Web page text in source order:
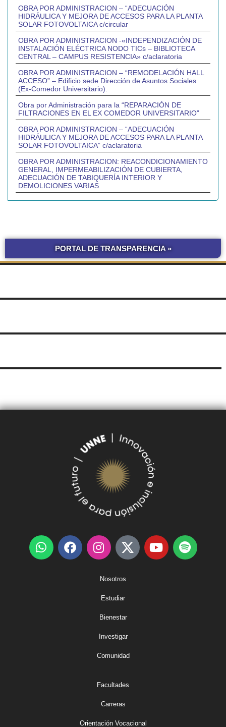
OBRA POR ADMINISTRACION – “ADECUACIÓN
HIDRÁULICA Y MEJORA DE ACCESOS PARA LA PLANTA
SOLAR FOTOVOLTAICA c/circular
OBRA POR ADMINISTRACION -«INDEPENDIZACIÓN DE
INSTALACIÓN ELÉCTRICA NODO TICs – BIBLIOTECA
CENTRAL – CAMPUS RESISTENCIA» c/aclaratoria
OBRA POR ADMINISTRACION – “REMODELACIÓN HALL
ACCESO” – Edificio sede Dirección de Asuntos Sociales
(Ex-Comedor Universitario).
Obra por Administración para la “REPARACIÓN DE
FILTRACIONES EN EL EX COMEDOR UNIVERSITARIO”
OBRA POR ADMINISTRACION – “ADECUACIÓN
HIDRÁULICA Y MEJORA DE ACCESOS PARA LA PLANTA
SOLAR FOTOVOLTAICA” c/aclaratoria
OBRA POR ADMINISTRACION: REACONDICIONAMIENTO
GENERAL, IMPERMEABILIZACIÓN DE CUBIERTA,
ADECUACIÓN DE TABIQUERÍA INTERIOR Y
DEMOLICIONES VARIAS
PORTAL DE TRANSPARENCIA »
Nosotros
Estudiar
Bienestar
Investigar
Comunidad
Facultades
Carreras
Orientación Vocacional